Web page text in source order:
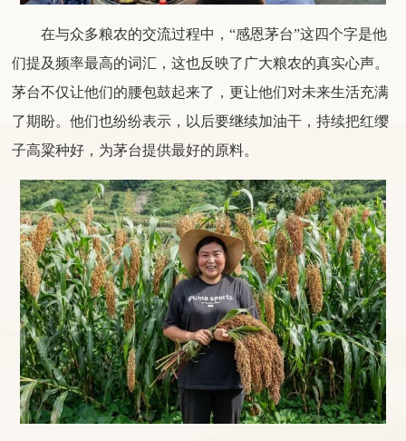
在与众多粮农的交流过程中，“感恩茅台”这四个字是他
们提及频率最高的词汇，这也反映了广大粮农的真实心声。
茅台不仅让他们的腰包鼓起来了，更让他们对未来生活充满
了期盼。他们也纷纷表示，以后要继续加油干，持续把红缨
子高粱种好，为茅台提供最好的原料。